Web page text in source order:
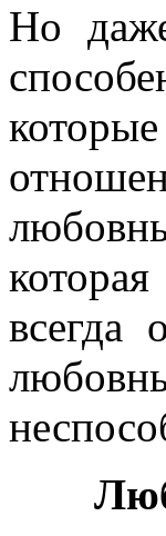
Но
всегда